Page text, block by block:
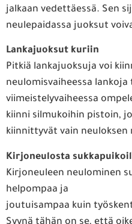
jalkaan vedettäessä. Sen
neulepaidassa juoksut
Lankajuoksut kuriin
Pitkiä lankajuoksuja voi
neulomisvaiheessa
viimeistelyvaiheessa
kiinni silmukoihin pistoin,
kiinnittyvät vain
Kirjoneulosta
Kirjoneuleen neulominen
helpompaa ja
joutuisampaa kuin